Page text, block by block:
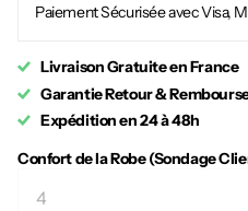
Paiement Sécurisée avec Visa,
Livraison Gratuite en France
Garantie Retour &
Expédition en 24 à 48h
Confort de la Robe (Sondage